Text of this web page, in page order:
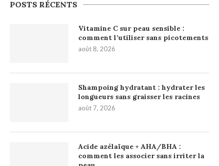
POSTS RÉCENTS
Vitamine C sur peau sensible :
comment l’utiliser sans picotements
août 8, 2026
Shampoing hydratant : hydrater les
longueurs sans graisser les racines
août 7, 2026
Acide azélaïque + AHA/BHA :
comment les associer sans irriter la